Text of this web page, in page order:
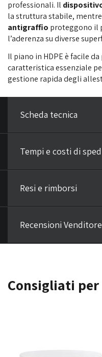
professionali. Il
la struttura stabile,
antigraffio proteggono il
l’aderenza su diverse
Il piano in HDPE è facile
caratteristica essenziale
gestione rapida degli
Scheda tecnica
Tempi e costi di
Resi e rimborsi
Recensioni Venditore
Consigliati